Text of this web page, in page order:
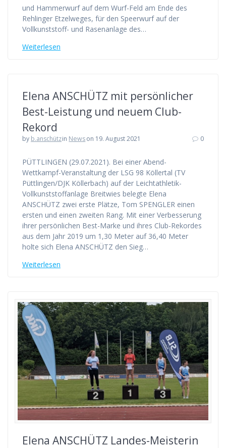
und Hammerwurf auf dem Wurf-Feld am Ende des
Rehlinger Etzelweges, für den Speerwurf auf der
Vollkunststoff- und Rasenanlage des…
Weiterlesen
Elena ANSCHÜTZ mit persönlicher
Best-Leistung und neuem Club-
Rekord
by b.anschützin Newson 19. August 2021 0
PÜTTLINGEN (29.07.2021). Bei einer Abend-
Wettkampf-Veranstaltung der LSG 98 Köllertal (TV
Püttlingen/DJK Köllerbach) auf der Leichtathletik-
Vollkunststoffanlage Breitwies belegte Elena
ANSCHÜTZ zwei erste Plätze, Tom SPENGLER einen
ersten und einen zweiten Rang. Mit einer Verbesserung
ihrer persönlichen Best-Marke und ihres Club-Rekordes
aus dem Jahr 2019 um 1,30 Meter auf 36,40 Meter
holte sich Elena ANSCHÜTZ den Sieg…
Weiterlesen
Elena ANSCHÜTZ Landes-Meisterin